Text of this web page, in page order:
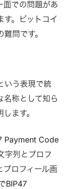
面での問題があ
す。ビットコイ
問です。
いう表現で統
名称として知ら
ます。
Payment Code
字列とプロフ
プロフィール画
BIP47